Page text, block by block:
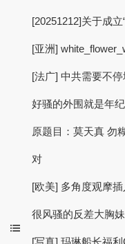
[20251212]关于成
[亚洲]
[法广] 中共需要不
好骚的外围就是年
原题目：莫天真 勿
对
[欧美] 多角度观摩
很风骚的反差大胸
[写真] 玛琳船长福